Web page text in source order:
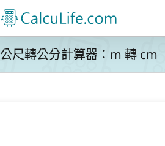
公尺轉公分計算器：m 轉 cm